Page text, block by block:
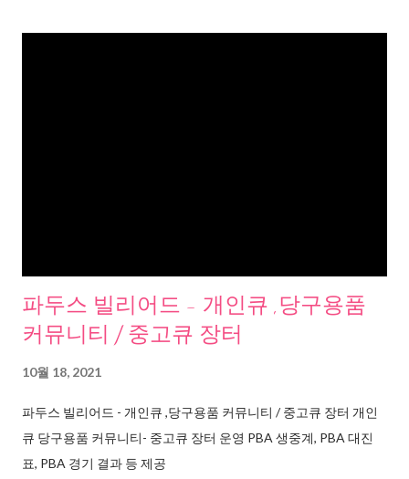
파두스 빌리어드 - 개인큐 ,당구용품
커뮤니티 / 중고큐 장터
10월 18, 2021
파두스 빌리어드 - 개인큐 ,당구용품 커뮤니티 / 중고큐 장터 개인
큐 당구용품 커뮤니티- 중고큐 장터 운영 PBA 생중계, PBA 대진
표, PBA 경기 결과 등 제공